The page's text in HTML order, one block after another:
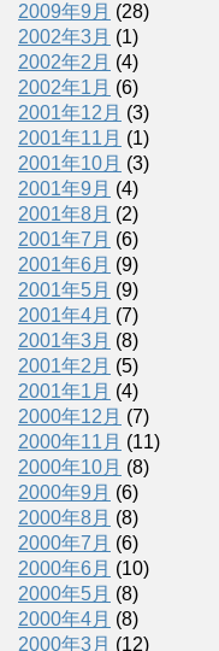
2009年9月 (28)
2002年3月 (1)
2002年2月 (4)
2002年1月 (6)
2001年12月 (3)
2001年11月 (1)
2001年10月 (3)
2001年9月 (4)
2001年8月 (2)
2001年7月 (6)
2001年6月 (9)
2001年5月 (9)
2001年4月 (7)
2001年3月 (8)
2001年2月 (5)
2001年1月 (4)
2000年12月 (7)
2000年11月 (11)
2000年10月 (8)
2000年9月 (6)
2000年8月 (8)
2000年7月 (6)
2000年6月 (10)
2000年5月 (8)
2000年4月 (8)
2000年3月 (12)